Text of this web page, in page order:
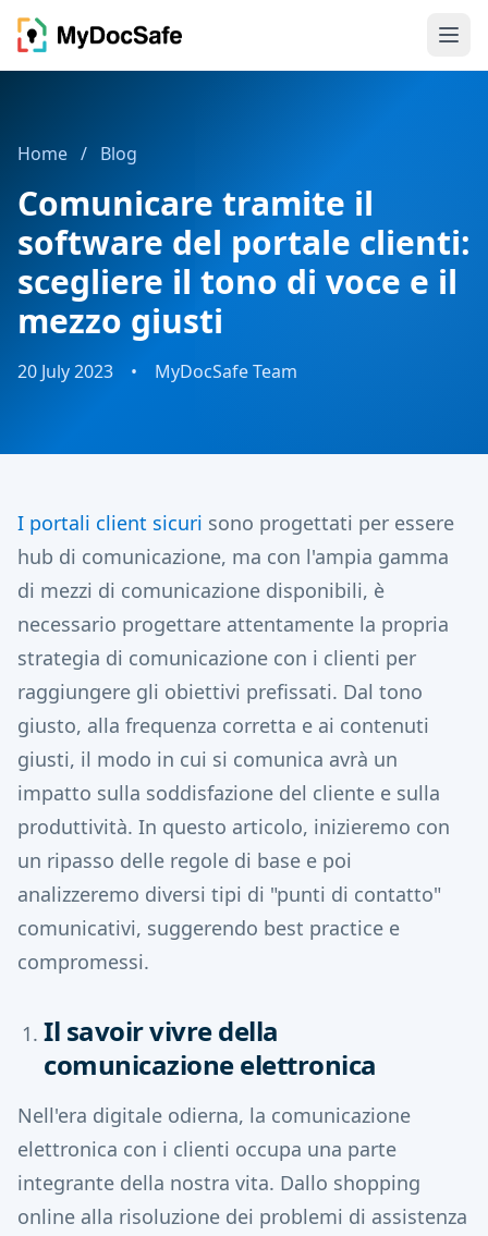
Home / Blog
Comunicare tramite il
software del portale clienti:
scegliere il tono di voce e il
mezzo giusti
20 July 2023 • MyDocSafe Team
I portali client sicuri sono progettati per essere
hub di comunicazione, ma con l'ampia gamma
di mezzi di comunicazione disponibili, è
necessario progettare attentamente la propria
strategia di comunicazione con i clienti per
raggiungere gli obiettivi prefissati. Dal tono
giusto, alla frequenza corretta e ai contenuti
giusti, il modo in cui si comunica avrà un
impatto sulla soddisfazione del cliente e sulla
produttività. In questo articolo, inizieremo con
un ripasso delle regole di base e poi
analizzeremo diversi tipi di "punti di contatto"
comunicativi, suggerendo best practice e
compromessi.
Il savoir vivre della
comunicazione elettronica
Nell'era digitale odierna, la comunicazione
elettronica con i clienti occupa una parte
integrante della nostra vita. Dallo shopping
online alla risoluzione dei problemi di assistenza